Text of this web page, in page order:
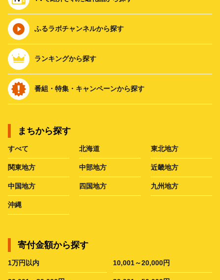
ふるラボチャンネルから探す
ランキングから探す
番組・特集・キャンペーンから探す
まちから探す
すべて 北海道 東北地方
関東地方 中部地方 近畿地方
中国地方 四国地方 九州地方
沖縄
寄付金額から探す
1万円以内 10,001～20,000円